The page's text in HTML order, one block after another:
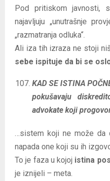
Pod pritiskom javnosti,
najavljuju „unutrašnje
„razmatranja odluka“.
Ali iza tih izraza ne stoji
sebe ispituje da bi se
KAD SE ISTINA
pokušavaju
advokate koji
…sistem koji ne može
napada one koji su ih
To je faza u kojoj istina
je iznijeli – meta.